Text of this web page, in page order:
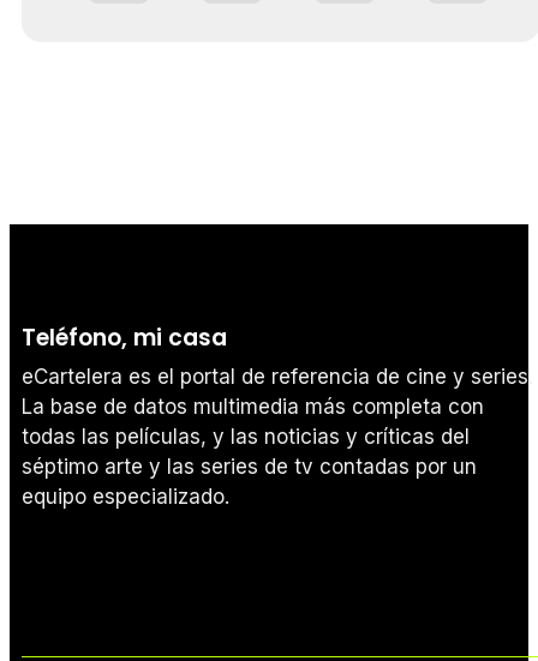
Teléfono, mi casa
eCartelera es el portal de referencia de cine y series.
La base de datos multimedia más completa con
todas las películas, y las noticias y críticas del
séptimo arte y las series de tv contadas por un
equipo especializado.